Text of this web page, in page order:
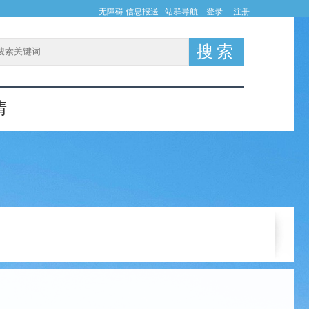
无障碍 信息报送 站群导航 登录 注册